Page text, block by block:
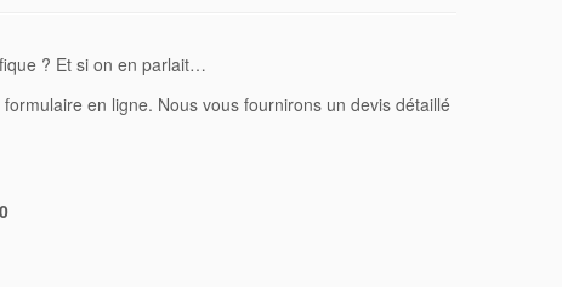
? Et si on en parlait…
en ligne. Nous vous fournirons un devis détaillé